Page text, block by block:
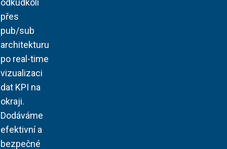
odkudkoli
přes
pub/sub
architekturu
po real-time
vizualizaci
dat KPI na
okraji.
Dodáváme
efektivní a
bezpečné